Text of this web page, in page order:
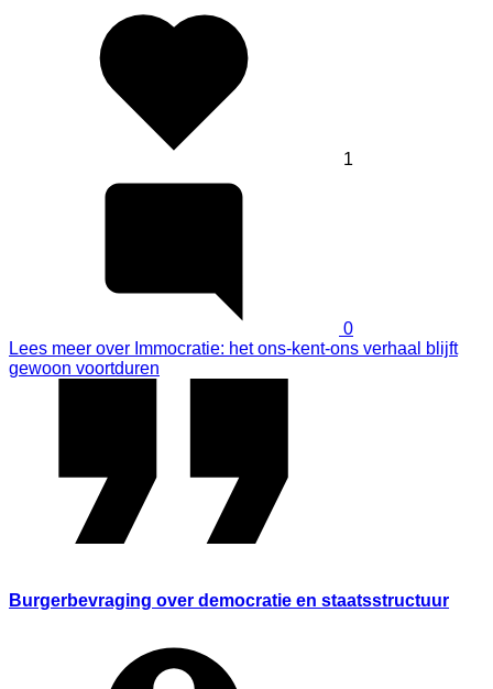
1
0
Lees meer over Immocratie: het ons-kent-ons verhaal blijft
gewoon voortduren
Burgerbevraging over democratie en staatsstructuur